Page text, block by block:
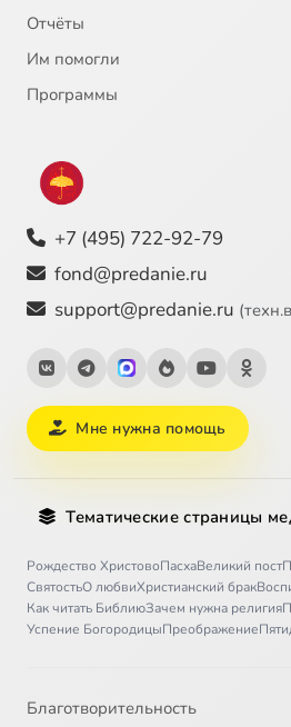
Отчёты
Им помогли
Программы
+7 (495) 722-92-79
fond@predanie.ru
support@predanie.ru
Мне нужна помощь
Тематические страницы
Рождество ХристовоПасхаВеликий пост
СвятостьО любвиХристианский брак
Как читать БиблиюЗачем нужна религия
Успение БогородицыПреображение
Благотворительность